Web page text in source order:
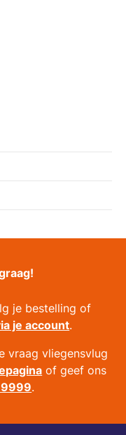
je bestelling of
je account.
vraag vliegensvlug
of geef ons
.